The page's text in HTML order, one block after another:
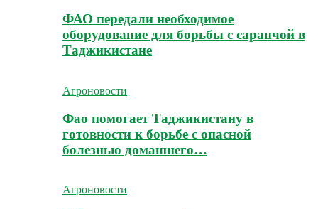
ФАО передали необходимое
оборудование для борьбы с саранчой в
Таджикистане
Агроновости
Фао помогает Таджикистану в
готовности к борьбе с опасной
болезнью домашнего…
Агроновости